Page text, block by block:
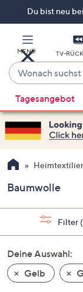
Du bist neu
MENÜ TV-
Wonach
suchst
du
heute?
Vorschläge
verfügbar
sind,
verwenden
Sie
Pfeiltasten
nach
und
nach
unten
oder
Tagesangebot
Baumwolle
Filter
Deine Auswahl:
Gelb